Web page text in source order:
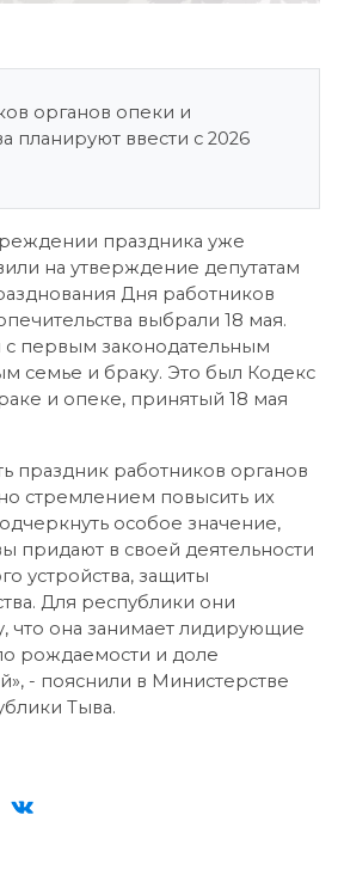
органов опеки и
планируют ввести с 2026
праздника уже
на утверждение депутатам
Дня работников
выбрали 18 мая.
с первым законодательным
семье и браку. Это был Кодекс
и опеке, принятый 18 мая
праздник работников органов
стремлением повысить их
особое значение,
придают в своей деятельности
устройства, защиты
Для республики они
что она занимает лидирующие
рождаемости и доле
- пояснили в Министерстве
Тыва.